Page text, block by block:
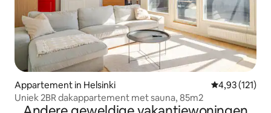
Appartement in Helsinki Gemiddelde
4,93 (121)
Uniek 2BR dakappartement met sauna, 85m2